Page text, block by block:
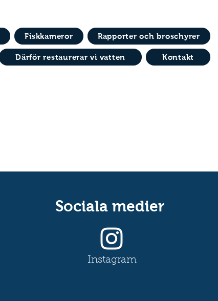
Fiskkameror Rapporter och broschyrer
Därför restaurerar vi vatten Kontakt
Sociala medier
Instagram